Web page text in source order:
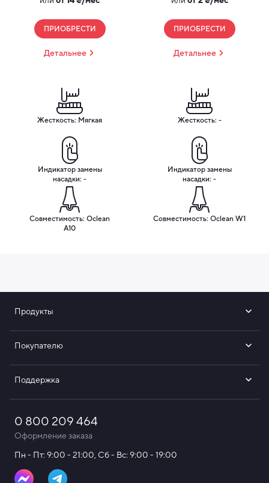
ПРИОБРЕСТИ
Детальнее
Жесткость: Мягкая
Индикатор замены
насадки: -
Совместимость: Oclean
A10
ПРИОБРЕСТИ
Детальнее
Жесткость: -
Индикатор замены
насадки: -
Совместимость: Oclean W1
Продукты
Покупателю
Поддержка
0 800 209 464
Оформление заказа
Пн - Пт: 9:00 - 21:00, Сб - Вс: 9:00 - 19:00